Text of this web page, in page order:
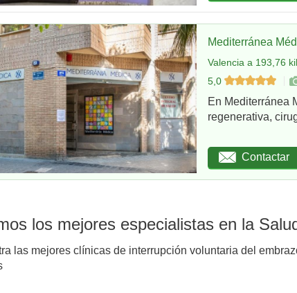
Mediterránea
Valencia a 193,76
5,0
En Mediterránea
regenerativa,
Contactar
los mejores especialistas en la
las mejores clínicas de interrupción voluntaria del